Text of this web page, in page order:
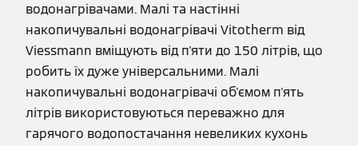
водонагрівачами. Малі та настінні
накопичувальні водонагрівачі Vitotherm від
Viessmann вміщують від п'яти до 150 літрів, що
робить їх дуже універсальними. Малі
накопичувальні водонагрівачі об'ємом п'ять
літрів використовуються переважно для
гарячого водопостачання невеликих кухонь